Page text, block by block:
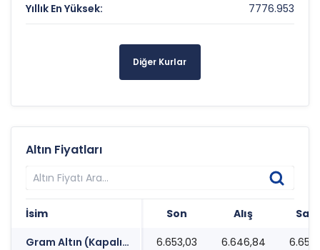
Yıllık En Yüksek: 7776.953
Diğer Kurlar
Altın Fiyatları
İsim Son Alış
Gram Altın (Kapalı Çarşı)
6.653,03 6.646,84